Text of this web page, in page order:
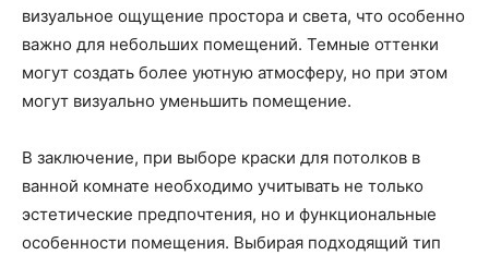
визуальное ощущение простора и света, что особенно
важно для небольших помещений. Темные оттенки
могут создать более уютную атмосферу, но при этом
могут визуально уменьшить помещение.
В заключение, при выборе краски для потолков в
ванной комнате необходимо учитывать не только
эстетические предпочтения, но и функциональные
особенности помещения. Выбирая подходящий тип